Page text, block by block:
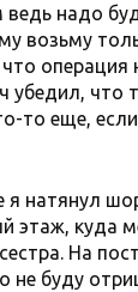
надо
возьму
операция
убедил, что
то еще,
я натянул
этаж, куда
На
не буду